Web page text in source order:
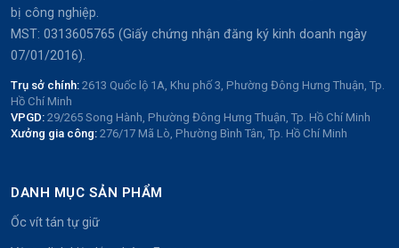
bị công nghiệp.
MST: 0313605765 (Giấy chứng nhận đăng ký kinh doanh ngày
07/01/2016).
Trụ sở chính: 2613 Quốc lộ 1A, Khu phố 3, Phường Đông Hưng Thuận, Tp.
Hồ Chí Minh
VPGD: 29/265 Song Hành, Phường Đông Hưng Thuận, Tp. Hồ Chí Minh
Xưởng gia công: 276/17 Mã Lò, Phường Bình Tân, Tp. Hồ Chí Minh
DANH MỤC SẢN PHẨM
Ốc vít tán tự giữ